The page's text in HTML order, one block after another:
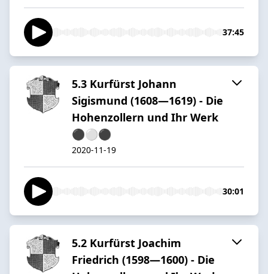
37:45
5.3 Kurfürst Johann
Sigismund (1608—1619) - Die
Hohenzollern und Ihr Werk
⚫️⚪️⚫️
2020-11-19
30:01
5.2 Kurfürst Joachim
Friedrich (1598—1600) - Die